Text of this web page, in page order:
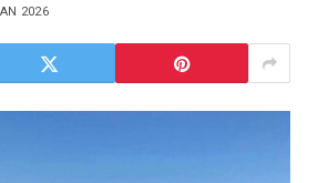
2026